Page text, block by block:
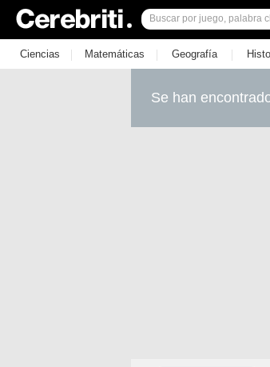
Ciencias | Matemáticas | Geografía |
Se han